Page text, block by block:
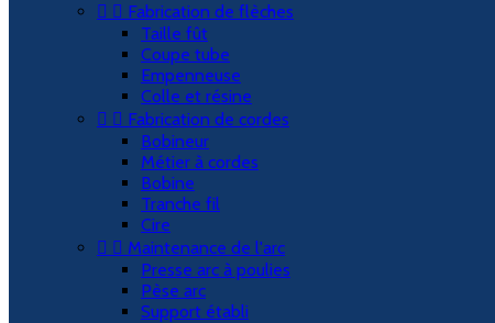
  Fabrication de flèches
Taille fût
Coupe tube
Empenneuse
Colle et résine
  Fabrication de cordes
Bobineur
Métier à cordes
Bobine
Tranche fil
Cire
  Maintenance de l'arc
Presse arc à poulies
Pèse arc
Support établi